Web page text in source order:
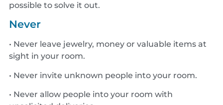
possible to solve it out.
Never
• Never leave jewelry, money or valuable items at
sight in your room.
• Never invite unknown people into your room.
• Never allow people into your room with